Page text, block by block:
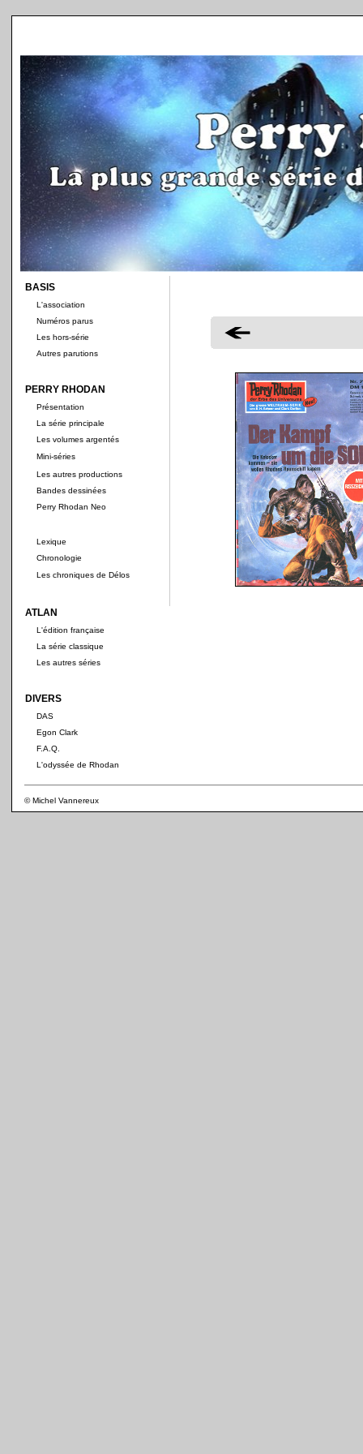
BASIS
L'association
Numéros parus
Les hors-série
Autres parutions
PERRY RHODAN
Présentation
La série principale
Les volumes argentés
Mini-séries
Les autres productions
Bandes dessinées
Perry Rhodan Neo
Lexique
Chronologie
Les chroniques de Délos
ATLAN
L'édition française
La série classique
Les autres séries
DIVERS
DAS
Egon Clark
F.A.Q.
L'odyssée de Rhodan
© Michel Vannereux